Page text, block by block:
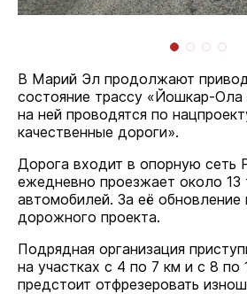
В Марий Эл продолжают
состояние трассу «Йошкар-
на ней проводятся по
качественные дороги».
Дорога входит в опорную сеть
ежедневно проезжает около 13
автомобилей. За её обновление
дорожного проекта.
Подрядная организация
на участках с 4 по 7 км и с 8 по
предстоит отфрезеровать